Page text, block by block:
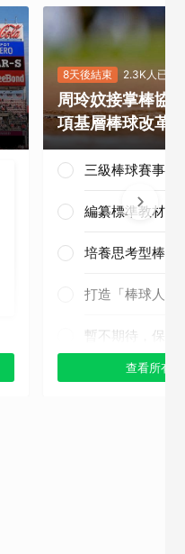
8天後結束 2.3K人已投
周玲妏接掌棒協
項基層棒球改革？
三級棒球賽事正
編纂標準教材與
培養思考型棒球
打造「棒球人之
暫不期待，保持
查看所有選